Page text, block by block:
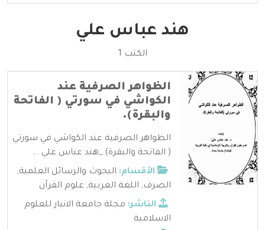
هند عباس علي
الكتب 1
الظواهر الصرفية عند
الكواشي في سورتي ( الفاتحة
والبقرة).
الظواهر الصرفية عند الكواشي في سورتي
( الفاتحة والبقرة)._هند عباس علي ...
الأقسام: البحوث والرسائل العلمية,
الصرف, اللغة العربية, علوم القرآن
الناشر: مجلة جامعة الانبار للعلوم
الاسلامية